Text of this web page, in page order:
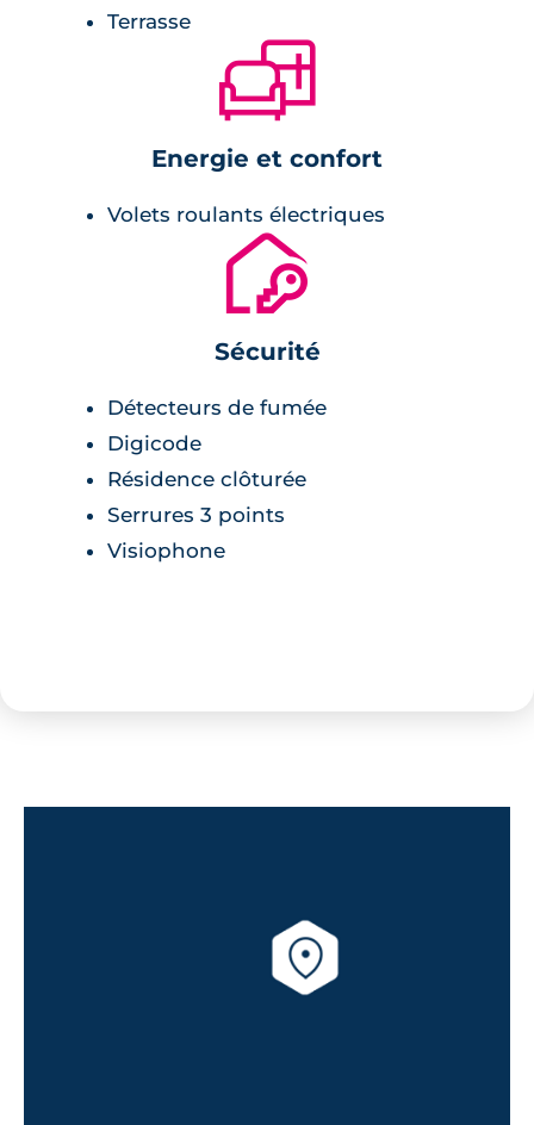
Terrasse
🛋
Energie et confort
Volets roulants électriques
🔐
Sécurité
Détecteurs de fumée
Digicode
Résidence clôturée
Serrures 3 points
Visiophone